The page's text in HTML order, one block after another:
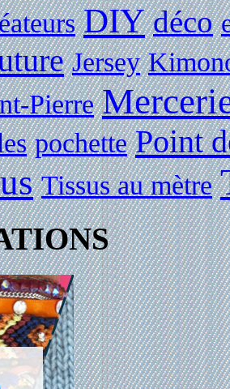
DIY déco
Jersey
Pierre
pochette Point
Tissus au mètre